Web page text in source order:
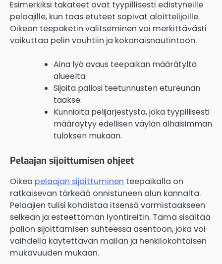
Esimerkiksi takateet ovat tyypillisesti edistyneille
pelaajille, kun taas etuteet sopivat aloittelijoille.
Oikean teepaketin valitseminen voi merkittävästi
vaikuttaa pelin vauhtiin ja kokonaisnautintoon.
Aina lyö avaus teepaikan määrätyltä
alueelta.
Sijoita pallosi teetunnusten etureunan
taakse.
Kunnioita pelijärjestystä, joka tyypillisesti
määräytyy edellisen väylän alhaisimman
tuloksen mukaan.
Pelaajan sijoittumisen ohjeet
Oikea pelaajan sijoittuminen teepaikalla on
ratkaisevan tärkeää onnistuneen alun kannalta.
Pelaajien tulisi kohdistaa itsensä varmistaakseen
selkeän ja esteettömän lyöntireitin. Tämä sisältää
pallon sijoittamisen suhteessa asentoon, joka voi
vaihdella käytettävän mailan ja henkilökohtaisen
mukavuuden mukaan.